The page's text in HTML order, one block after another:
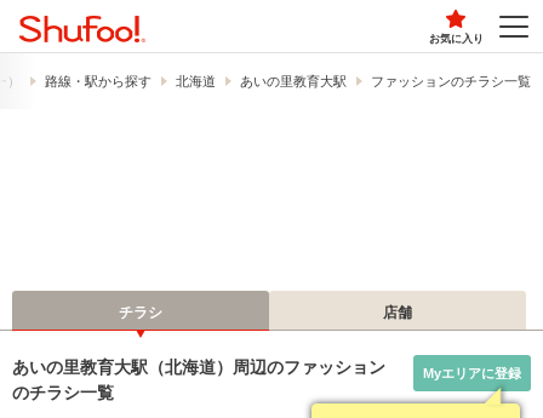
お気に入り
路線・駅から探す 北海道 あいの里教育大駅 ファッションのチラシ一覧
チラシ 店舗
あいの里教育大駅（北海道）周辺のファッション
のチラシ一覧
Myエリアに登録